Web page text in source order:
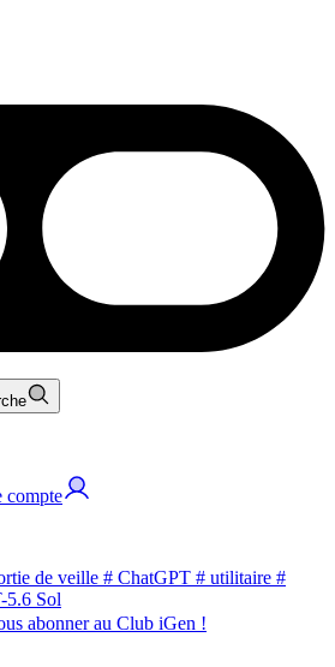
compte
de veille # ChatGPT # utilitaire #
5.6 Sol
abonner au Club iGen !